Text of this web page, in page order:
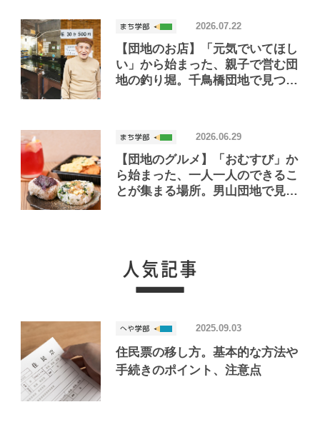
【団地のお店】「元気でいてほし
い」から始まった、親子で営む団
地の釣り堀。千鳥橋団地で見つけ
2026.07.22
【団地のグルメ】「おむすび」か
ら始まった、一人一人のできるこ
とが集まる場所。男山団地で見つ
2026.06.29
住民票の移し方。基本的な方法や
手続きのポイント、注意点
2025.09.03